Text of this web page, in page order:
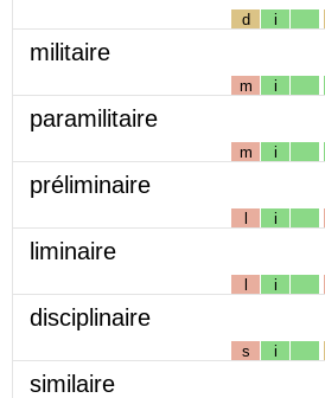
d i
militaire
m i
paramilitaire
m i
préliminaire
l i
liminaire
l i
disciplinaire
s i
similaire